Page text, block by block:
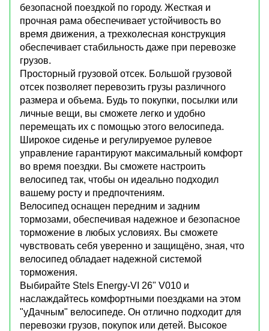
безопасной поездкой по городу. Жесткая и
прочная рама обеспечивает устойчивость во
время движения, а трехколесная конструкция
обеспечивает стабильность даже при перевозке
грузов.
Просторный грузовой отсек. Большой грузовой
отсек позволяет перевозить грузы различного
размера и объема. Будь то покупки, посылки или
личные вещи, вы сможете легко и удобно
перемещать их с помощью этого велосипеда.
Широкое сиденье и регулируемое рулевое
управление гарантируют максимальный комфорт
во время поездки. Вы сможете настроить
велосипед так, чтобы он идеально подходил
вашему росту и предпочтениям.
Велосипед оснащен передним и задним
тормозами, обеспечивая надежное и безопасное
торможение в любых условиях. Вы сможете
чувствовать себя уверенно и защищёно, зная, что
велосипед обладает надежной системой
торможения.
Выбирайте Stels Energy-VI 26" V010 и
наслаждайтесь комфортными поездками на этом
"уДачным" велосипеде. Он отлично подходит для
перевозки грузов, покупок или детей. Высокое